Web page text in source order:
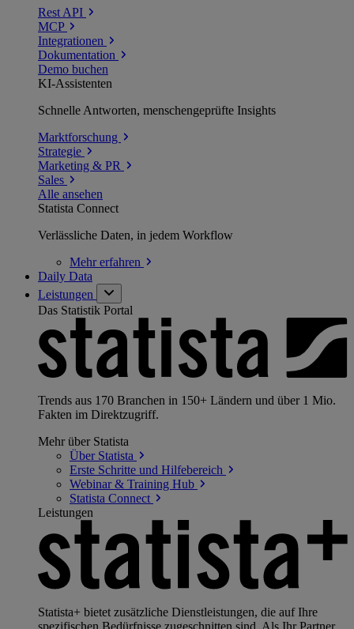
Rest API
MCP
Integrationen
Dokumentation
Demo buchen
KI-Assistenten
Schnelle Antworten, menschengeprüfte Insights
Marktforschung
Strategie
Marketing & PR
Sales
Alle ansehen
Statista Connect
Verlässliche Daten, in jedem Workflow
Mehrerfahren
Daily Data
Leistungen
Das Statistik Portal
Trends aus 170 Branchen in 150+ Ländern und über 1 Mio.
Fakten im Direktzugriff.
Mehr über Statista
Über Statista
Erste Schritte und Hilfebereich
Webinar & Training Hub
Statista Connect
Leistungen
Statista+ bietet zusätzliche Dienstleistungen, die auf Ihre
spezifischen Bedürfnisse zugeschnitten sind. Als Ihr Partner